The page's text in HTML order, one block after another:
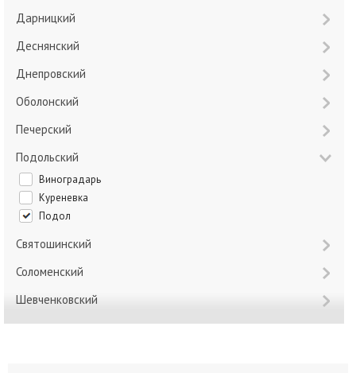
Дарницкий
Деснянский
Днепровский
Оболонский
Печерский
Подольский
Виноградарь
Куреневка
Подол
Святошинский
Соломенский
Шевченковский